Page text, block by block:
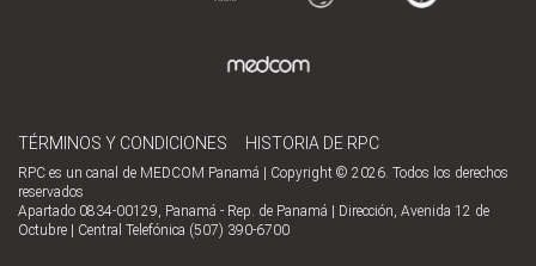
TÉRMINOS Y CONDICIONES HISTORIA DE RPC
RPC es un canal de MEDCOM Panamá | Copyright © 2026. Todos los derechos
reservados
Apartado 0834-00129, Panamá - Rep. de Panamá | Dirección, Avenida 12 de
Octubre | Central Telefónica (507) 390-6700